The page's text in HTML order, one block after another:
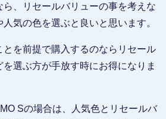
、リセールバリューの事を考えな
気の色を選ぶと良いと思います。
とを前提で購入するのならリセール
選ぶ方が手放す時にお得になりま
Sの場合は、人気色とリセールバ